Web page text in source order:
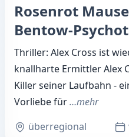
Rosenrot
Bentow-
Thriller: Alex Cross ist
knallharte Ermittler Alex
Killer seiner Laufbahn -
Vorliebe für…mehr
überregional